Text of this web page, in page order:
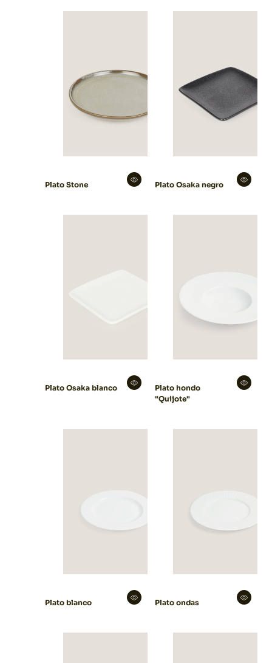
Plato Stone Plato Osaka negro
Plato Osaka blanco
Plato hondo
"Quijote"
Plato blanco Plato ondas